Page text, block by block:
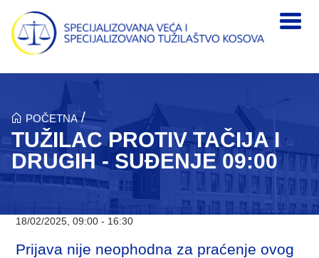
Skip to main content
POČETNA /
TUŽILAC PROTIV TAČIJA I
DRUGIH - SUĐENJE 09:00
18/02/2025, 09:00 - 16:30
Prijava nije neophodna za praćenje ovog